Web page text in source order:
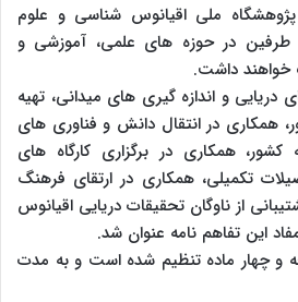
ملی اقیانوس شناسی و علوم
طرفین در حوزه های علمی، آموزشی و
خواهند داشت.
دریایی و اندازه گیری های میدانی، تهیه
همکاری در انتقال دانش و فناوری های
همکاری در برگزاری کارگاه های
تکمیلی، همکاری در ارتقای فرهنگ
از ناوگان تحقیقات دریایی اقیانوس
این تفاهم نامه عنوان شد.
و چهار ماده تنظیم شده است و به مدت